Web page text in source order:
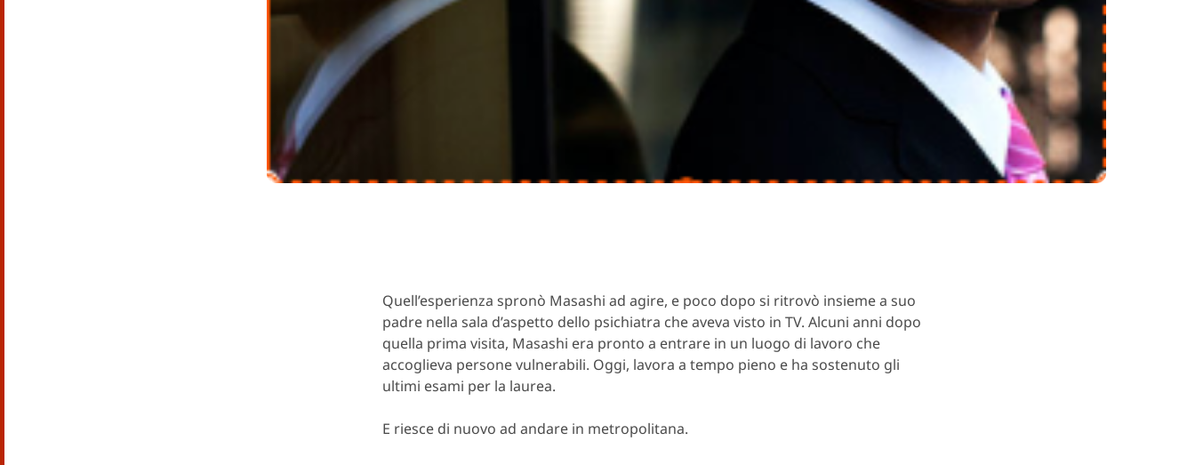
Quell’esperienza spronò Masashi ad agire, e poco dopo si ritrovò insieme a suo
padre nella sala d’aspetto dello psichiatra che aveva visto in TV. Alcuni anni dopo
quella prima visita, Masashi era pronto a entrare in un luogo di lavoro che
accoglieva persone vulnerabili. Oggi, lavora a tempo pieno e ha sostenuto gli
ultimi esami per la laurea.
E riesce di nuovo ad andare in metropolitana.